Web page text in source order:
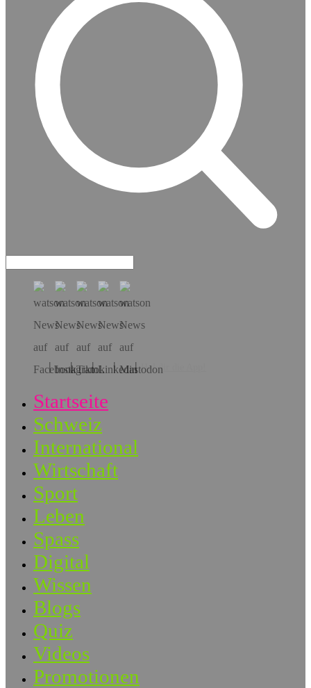
Hol dir die App!
Startseite
Schweiz
International
Wirtschaft
Sport
Leben
Spass
Digital
Wissen
Blogs
Quiz
Videos
Promotionen